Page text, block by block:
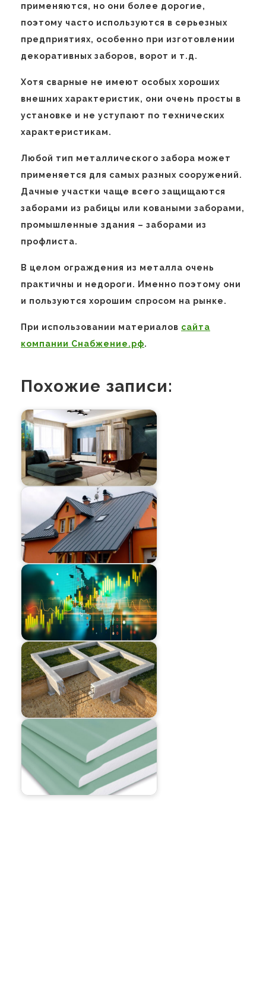
применяются, но они более дорогие,
поэтому часто используются в серьезных
предприятиях, особенно при изготовлении
декоративных заборов, ворот и т.д.
Хотя сварные не имеют особых хороших
внешних характеристик, они очень просты в
установке и не уступают по технических
характеристикам.
Любой тип металлического забора может
применяется для самых разных сооружений.
Дачные участки чаще всего защищаются
заборами из рабицы или коваными заборами,
промышленные здания – заборами из
профлиста.
В целом ограждения из металла очень
практичны и недороги. Именно поэтому они
и пользуются хорошим спросом на рынке.
При использовании материалов сайта
компании Снабжение.рф.
Похожие записи: